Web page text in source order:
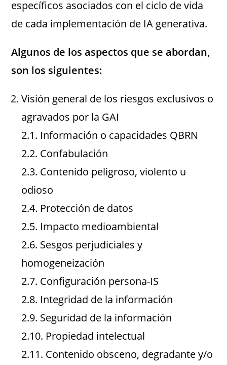
específicos asociados con el ciclo de vida
de cada implementación de IA generativa.
Algunos de los aspectos que se abordan,
son los siguientes:
Visión general de los riesgos exclusivos o
agravados por la GAI
2.1. Información o capacidades QBRN
2.2. Confabulación
2.3. Contenido peligroso, violento u
odioso
2.4. Protección de datos
2.5. Impacto medioambiental
2.6. Sesgos perjudiciales y
homogeneización
2.7. Configuración persona-IS
2.8. Integridad de la información
2.9. Seguridad de la información
2.10. Propiedad intelectual
2.11. Contenido obsceno, degradante y/o